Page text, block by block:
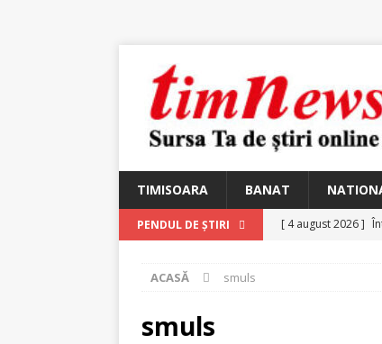
TIMISOARA BANAT
PENDUL DE ȘTIRI [ 4 august 2026 ]
ACASĂ smuls
smuls